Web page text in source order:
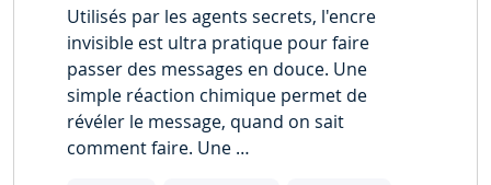
Utilisés par les agents secrets, l'encre
invisible est ultra pratique pour faire
passer des messages en douce. Une
simple réaction chimique permet de
révéler le message, quand on sait
comment faire. Une …